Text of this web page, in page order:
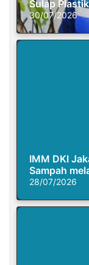
Sulap
30/07/2026
IMM DKI
Sampah
28/07/2026